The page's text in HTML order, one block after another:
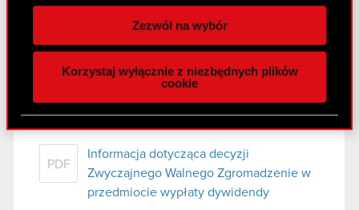
funkcje społecznościowe i analizować ruch w
naszej witrynie. Informacje o tym, jak korzystasz
z naszej witryny, udostępniamy partnerom
społecznościowym, reklamowym i analitycznym.
Partnerzy mogą połączyć te informacje z innymi
danymi otrzymanymi od Ciebie lub uzyskanymi
podczas korzystania z ich usług. Kontynuując
korzystanie z naszej witryny, zgadasz się na
używanie plików cookie.
Zezwól na wybór
Korzystaj wyłącznie z niezbędnych plików
cookie
Temat: Informacja dotycząca decyzji Zwyczajnego
Walnego Zgromadzenie w przedmiocie wypłaty
dywidendy
Podstawa prawna: art. 56 ust. 1 pkt 2 Ustawy o
ofercie – informacje bieżące i okresowe
Treść raportu: Zarząd CD PROJEKT S.A. (dalej
PDF
Informacja dotycząca decyzji
Zwyczajnego Walnego Zgromadzenie w
przedmiocie wypłaty dywidendy